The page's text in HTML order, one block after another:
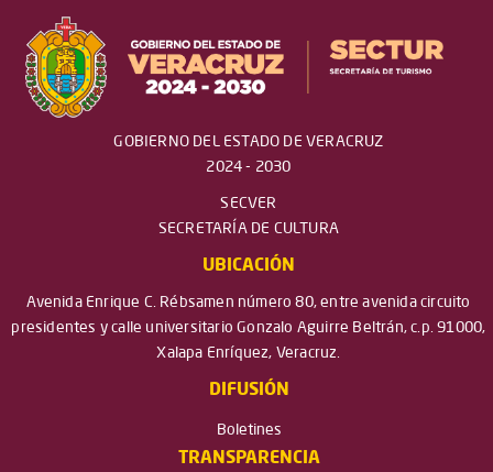
GOBIERNO DEL ESTADO DE VERACRUZ
2024 - 2030
SECVER
SECRETARÍA DE CULTURA
UBICACIÓN
Avenida Enrique C. Rébsamen número 80, entre avenida circuito
presidentes y calle universitario Gonzalo Aguirre Beltrán, c.p. 91000,
Xalapa Enríquez, Veracruz.
DIFUSIÓN
Boletines
TRANSPARENCIA